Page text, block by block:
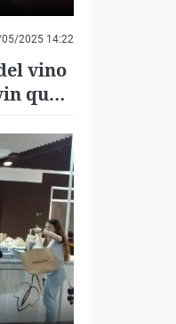
2025 14:22
vino
que